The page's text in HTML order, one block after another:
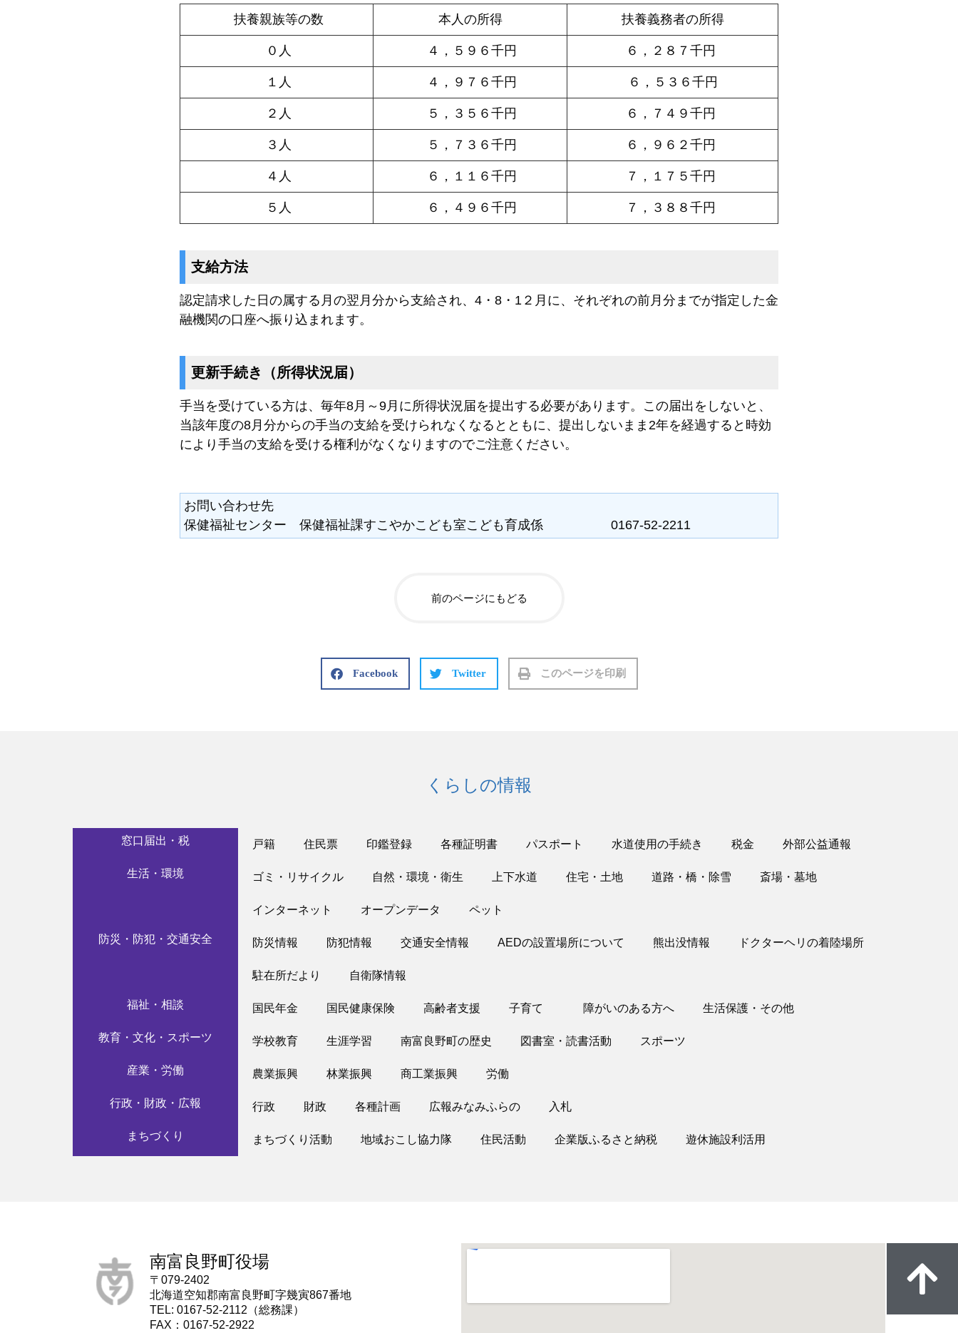
扶養親族等の数 本人の所得 扶養義務者の所得
０人 ４，５９６千円 ６，２８７千円
１人 ４，９７６千円 ６，５３６千円
２人 ５，３５６千円 ６，７４９千円
３人 ５，７３６千円 ６，９６２千円
４人 ６，１１６千円 ７，１７５千円
５人 ６，４９６千円 ７，３８８千円
支給方法
認定請求した日の属する月の翌月分から支給され、4・8・1２月に、それぞれの前月分までが指定した金
融機関の口座へ振り込まれます。
更新手続き（所得状況届）
手当を受けている方は、毎年8月～9月に所得状況届を提出する必要があります。この届出をしないと、
当該年度の8月分からの手当の支給を受けられなくなるとともに、提出しないまま2年を経過すると時効
により手当の支給を受ける権利がなくなりますのでご注意ください。
お問い合わせ先
保健福祉センター 保健福祉課すこやかこども室こども育成係 0167-52-2211
前のページにもどる
Facebook Twitter このページを印刷
くらしの情報
窓口届出・税 戸籍 住民票 印鑑登録 各種証明書 パスポート 水道使用の手続き 税金 外部公益通報
生活・環境 ゴミ・リサイクル 自然・環境・衛生 上下水道 住宅・土地 道路・橋・除雪 斎場・墓地
インターネット オープンデータ ペット
防災・防犯・交通安全 防災情報 防犯情報 交通安全情報 AEDの設置場所について 熊出没情報 ドクターヘリの着陸場所
駐在所だより 自衛隊情報
福祉・相談 国民年金 国民健康保険 高齢者支援 子育て 障がいのある方へ 生活保護・その他
教育・文化・スポーツ 学校教育 生涯学習 南富良野町の歴史 図書室・読書活動 スポーツ
産業・労働 農業振興 林業振興 商工業振興 労働
行政・財政・広報 行政 財政 各種計画 広報みなみふらの 入札
まちづくり まちづくり活動 地域おこし協力隊 住民活動 企業版ふるさと納税 遊休施設利活用
南富良野町役場
〒079-2402
北海道空知郡南富良野町字幾寅867番地
TEL: 0167-52-2112（総務課）
FAX：0167-52-2922